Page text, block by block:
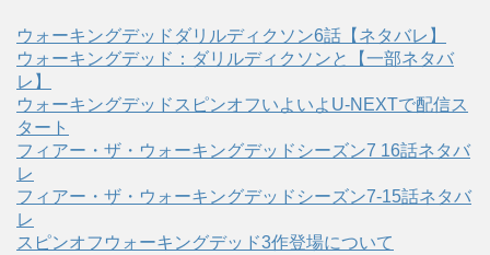
ウォーキングデッドダリルディクソン6話【ネタバレ】
ウォーキングデッド：ダリルディクソンと【一部ネタバ
レ】
ウォーキングデッドスピンオフいよいよU-NEXTで配信ス
タート
フィアー・ザ・ウォーキングデッドシーズン7 16話ネタバ
レ
フィアー・ザ・ウォーキングデッドシーズン7-15話ネタバ
レ
スピンオフウォーキングデッド3作登場について